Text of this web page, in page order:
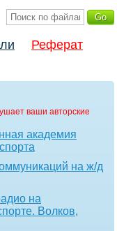
Реферат
ваши авторские
академия
на ж/д
на
Волков,